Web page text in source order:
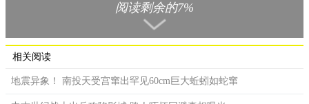
女业务自称5小时推销出去10双2千元的免洗筷。
文章一出，瞬间引起了广大回响，网友们纷纷留言，这太猛
了吧，我想知道是怎么做到的！、真的假的啊，这样卖个一阵
到对免洗筷推销话术感兴趣的人越来越多，女网友随即开设了一
阅读剩余的7%
相关阅读
地震异象！ 南投天受宫窜出罕见60cm巨大蚯蚓如蛇窜